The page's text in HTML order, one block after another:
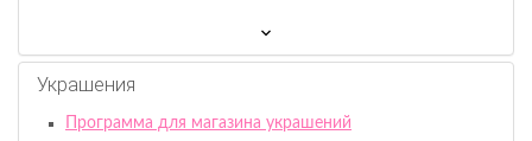
Украшения
Программа для магазина украшений